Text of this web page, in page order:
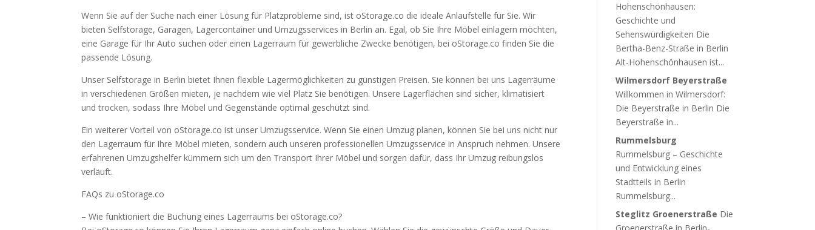
Wenn Sie auf der Suche nach einer Lösung für Platzprobleme sind, ist oStorage.co die ideale Anlaufstelle für Sie. Wir
bieten Selfstorage, Garagen, Lagercontainer und Umzugsservices in Berlin an. Egal, ob Sie Ihre Möbel einlagern möchten,
eine Garage für Ihr Auto suchen oder einen Lagerraum für gewerbliche Zwecke benötigen, bei oStorage.co finden Sie die
passende Lösung.
Unser Selfstorage in Berlin bietet Ihnen flexible Lagermöglichkeiten zu günstigen Preisen. Sie können bei uns Lagerräume
in verschiedenen Größen mieten, je nachdem wie viel Platz Sie benötigen. Unsere Lagerflächen sind sicher, klimatisiert
und trocken, sodass Ihre Möbel und Gegenstände optimal geschützt sind.
Ein weiterer Vorteil von oStorage.co ist unser Umzugsservice. Wenn Sie einen Umzug planen, können Sie bei uns nicht nur
den Lagerraum für Ihre Möbel mieten, sondern auch unseren professionellen Umzugsservice in Anspruch nehmen. Unsere
erfahrenen Umzugshelfer kümmern sich um den Transport Ihrer Möbel und sorgen dafür, dass Ihr Umzug reibungslos
verläuft.
FAQs zu oStorage.co
– Wie funktioniert die Buchung eines Lagerraums bei oStorage.co?
Hohenschönhausen:
Geschichte und
Sehenswürdigkeiten Die
Bertha-Benz-Straße in Berlin
Alt-Hohenschönhausen ist...
Wilmersdorf Beyerstraße
Willkommen in Wilmersdorf:
Die Beyerstraße in Berlin Die
Beyerstraße in...
Rummelsburg
Rummelsburg – Geschichte
und Entwicklung eines
Stadtteils in Berlin
Rummelsburg...
Steglitz Groenerstraße Die